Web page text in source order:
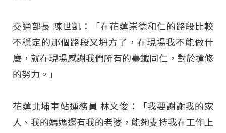
交通部長 陳世凱：「在花蓮崇德和仁的路段比較
不穩定的那個路段又坍方了，在現場我不能做什
麼，就在現場感謝我們所有的臺鐵同仁，對於搶修
的努力。」
花蓮北埔車站運務員 林文俊：「我要謝謝我的家
人、我的媽媽還有我的老婆，能夠支持我在工作上